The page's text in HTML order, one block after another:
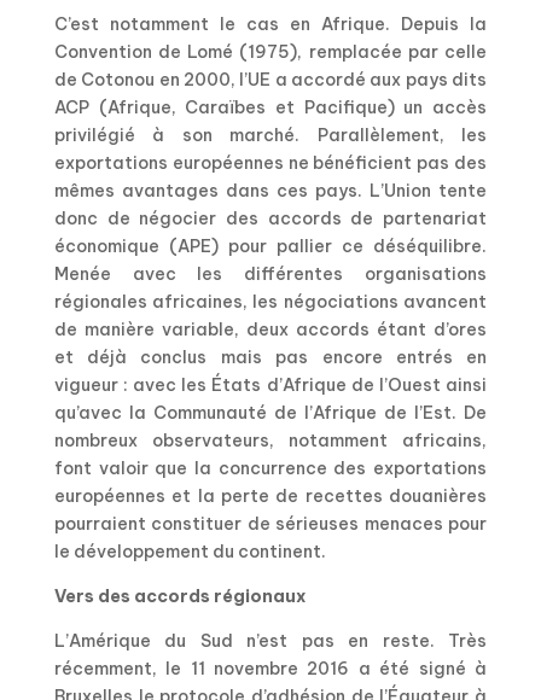
C’est notamment le cas en Afrique. Depuis la
Convention de Lomé (1975), remplacée par celle
de Cotonou en 2000, l’UE a accordé aux pays dits
ACP (Afrique, Caraïbes et Pacifique) un accès
privilégié à son marché. Parallèlement, les
exportations européennes ne bénéficient pas des
mêmes avantages dans ces pays. L’Union tente
donc de négocier des accords de partenariat
économique (APE) pour pallier ce déséquilibre.
Menée avec les différentes organisations
régionales africaines, les négociations avancent
de manière variable, deux accords étant d’ores
et déjà conclus mais pas encore entrés en
vigueur : avec les États d’Afrique de l’Ouest ainsi
qu’avec la Communauté de l’Afrique de l’Est. De
nombreux observateurs, notamment africains,
font valoir que la concurrence des exportations
européennes et la perte de recettes douanières
pourraient constituer de sérieuses menaces pour
le développement du continent.
Vers des accords régionaux
L’Amérique du Sud n’est pas en reste. Très
récemment, le 11 novembre 2016 a été signé à